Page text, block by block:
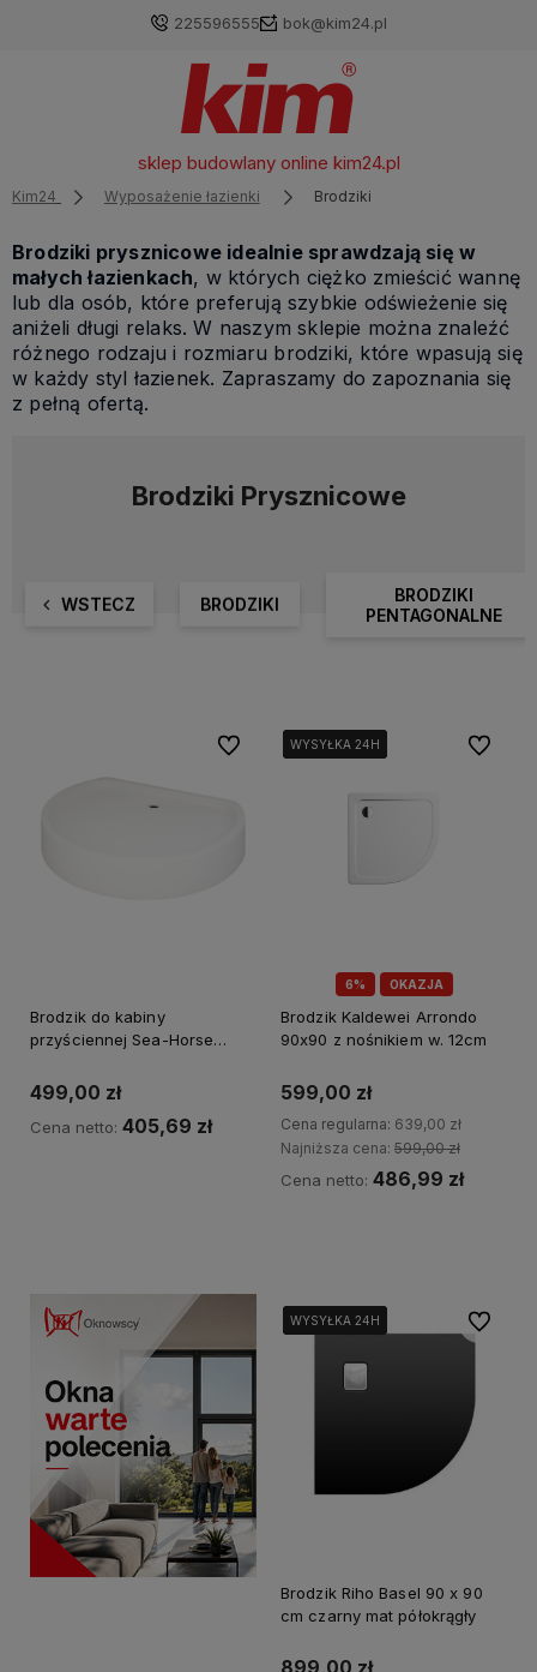
225596555 bok@kim24.pl
sklep budowlany online kim24.pl
Kim24 Wyposażenie łazienki Brodziki
Brodziki prysznicowe idealnie sprawdzają się w
małych łazienkach, w których ciężko zmieścić wannę
lub dla osób, które preferują szybkie odświeżenie się
aniżeli długi relaks. W naszym sklepie można znaleźć
różnego rodzaju i rozmiaru brodziki, które wpasują się
w każdy styl łazienek. Zapraszamy do zapoznania się
z pełną ofertą.
Brodziki Prysznicowe
WSTECZ BRODZIKI
BRODZIKI
PENTAGONALNE
Brodzik do kabiny
przyściennej Sea-Horse
499,00 zł
Cena netto: 405,69 zł
Do ulubionych
6% OKAZJA
WYSYŁKA 24H
WYSYŁKA 24H
WYSYŁKA 24H
Brodzik Kaldewei Arrondo
90x90 z nośnikiem w. 12cm
599,00 zł
Cena regularna: 639,00 zł
Najniższa cena: 599,00 zł
Cena netto: 486,99 zł
Do
WYSYŁKA 24H
WYSYŁKA 24H
WYSYŁKA 24H
Brodzik Riho Basel 90 x 90
cm czarny mat półokrągły
Do